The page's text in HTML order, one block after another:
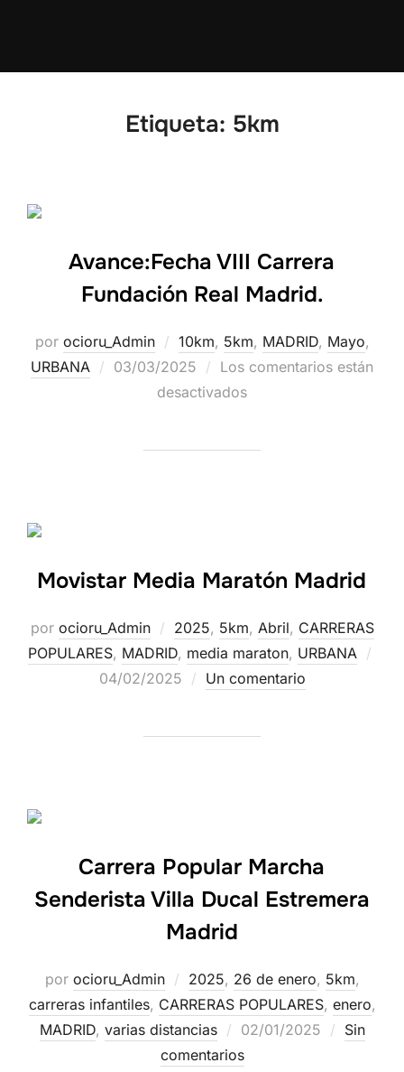
Etiqueta: 5km
Avance:Fecha VIII Carrera
Fundación Real Madrid.
por ocioru_Admin 10km, 5km, MADRID, Mayo,
URBANA
03/03/2025
Los comentarios están
desactivados
Movistar Media Maratón Madrid
por ocioru_Admin 2025, 5km, Abril, CARRERAS
POPULARES, MADRID, media maraton, URBANA
04/02/2025
Un comentario
Carrera Popular Marcha
Senderista Villa Ducal Estremera
Madrid
por ocioru_Admin 2025, 26 de enero, 5km,
carreras infantiles, CARRERAS POPULARES, enero,
MADRID, varias distancias 02/01/2025
Sin
comentarios